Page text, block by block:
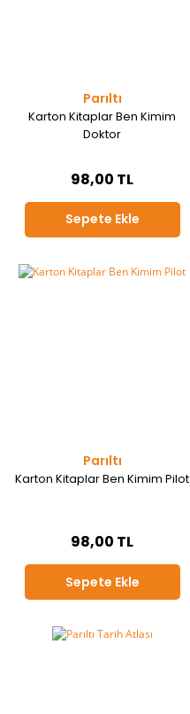
Parıltı
Karton Kitaplar Ben Kimim
Doktor
98,00 TL
Sepete Ekle
Parıltı
Karton Kitaplar Ben Kimim Pilot
98,00 TL
Sepete Ekle